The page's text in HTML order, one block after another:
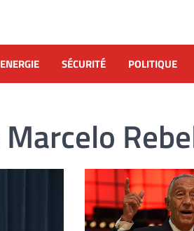
ENERGIE SÉCURITÉ POLITIQUE
Marcelo